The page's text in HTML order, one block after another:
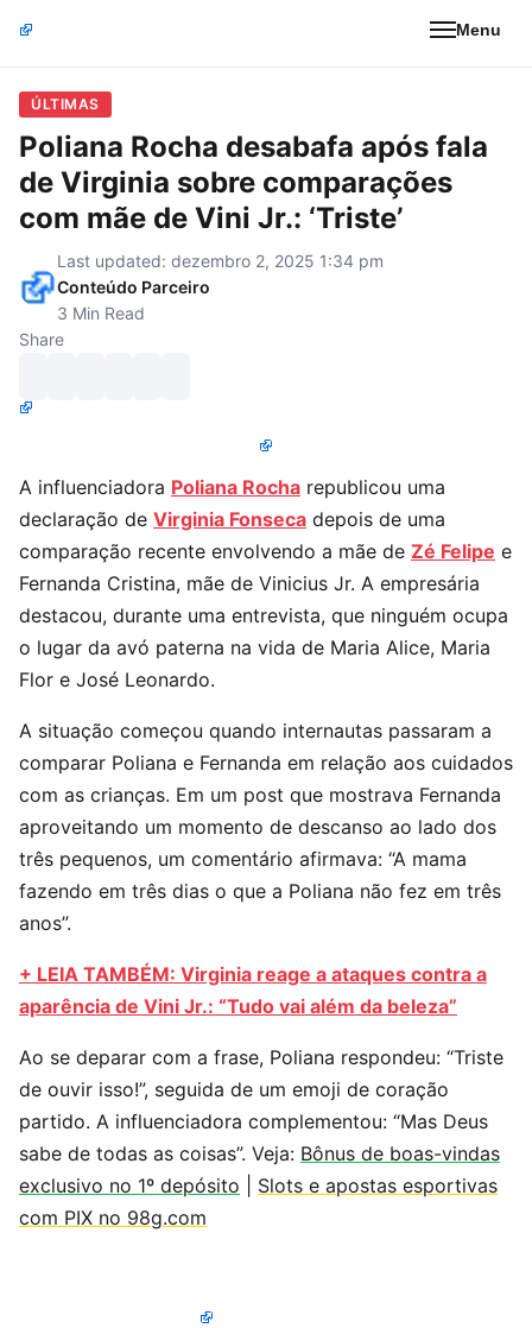
Menu
ÚLTIMAS
Poliana Rocha desabafa após fala
de Virginia sobre comparações
com mãe de Vini Jr.: ‘Triste’
Last updated: dezembro 2, 2025 1:34 pm
Conteúdo Parceiro
3 Min Read
Share
A influenciadora Poliana Rocha republicou uma
declaração de Virginia Fonseca depois de uma
comparação recente envolvendo a mãe de Zé Felipe e
Fernanda Cristina, mãe de Vinicius Jr. A empresária
destacou, durante uma entrevista, que ninguém ocupa
o lugar da avó paterna na vida de Maria Alice, Maria
Flor e José Leonardo.
A situação começou quando internautas passaram a
comparar Poliana e Fernanda em relação aos cuidados
com as crianças. Em um post que mostrava Fernanda
aproveitando um momento de descanso ao lado dos
três pequenos, um comentário afirmava: “A mama
fazendo em três dias o que a Poliana não fez em três
anos”.
+ LEIA TAMBÉM: Virginia reage a ataques contra a
aparência de Vini Jr.: “Tudo vai além da beleza”
Ao se deparar com a frase, Poliana respondeu: “Triste
de ouvir isso!”, seguida de um emoji de coração
partido. A influenciadora complementou: “Mas Deus
sabe de todas as coisas”. Veja: Bônus de boas-vindas
exclusivo no 1º depósito
Slots e apostas esportivas
com PIX no 98g.com